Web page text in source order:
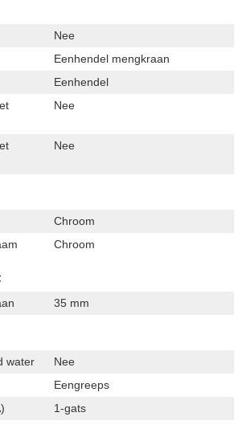
Nee
Eenhendel mengkraan
Eenhendel
Nee
Nee
Chroom
Chroom
35 mm
water
Nee
Eengreeps
1-gats